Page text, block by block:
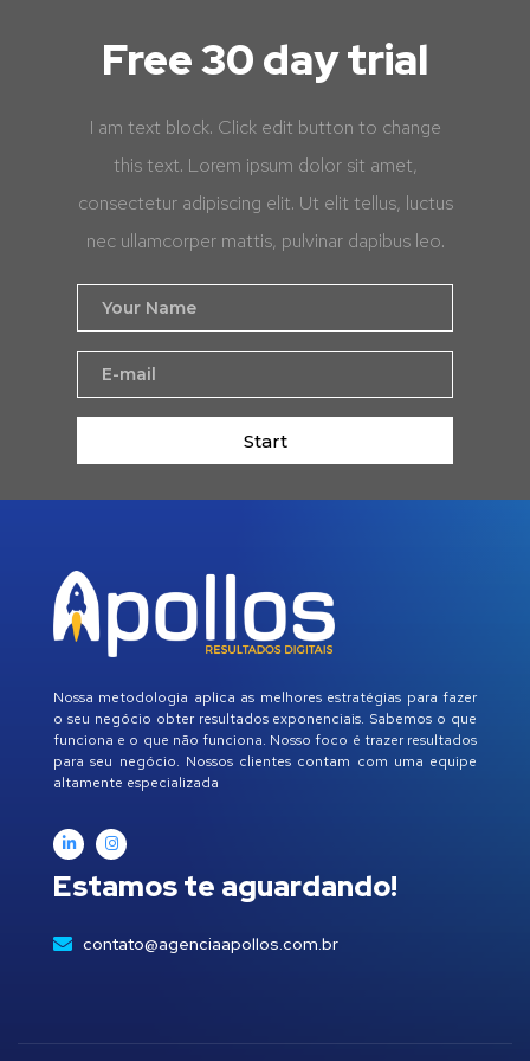
Free 30 day trial
I am text block. Click edit button to change
this text. Lorem ipsum dolor sit amet,
consectetur adipiscing elit. Ut elit tellus, luctus
nec ullamcorper mattis, pulvinar dapibus leo.
Start
Nossa metodologia aplica as melhores estratégias para fazer
o seu negócio obter resultados exponenciais. Sabemos o que
funciona e o que não funciona. Nosso foco é trazer resultados
para seu negócio. Nossos clientes contam com uma equipe
altamente especializada
Estamos te aguardando!
contato@agenciaapollos.com.br